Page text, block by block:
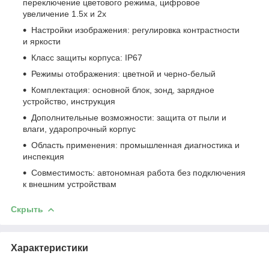
переключение цветового режима, цифровое
увеличение 1.5x и 2x
Настройки изображения: регулировка контрастности
и яркости
Класс защиты корпуса: IP67
Режимы отображения: цветной и черно-белый
Комплектация: основной блок, зонд, зарядное
устройство, инструкция
Дополнительные возможности: защита от пыли и
влаги, ударопрочный корпус
Область применения: промышленная диагностика и
инспекция
Совместимость: автономная работа без подключения
к внешним устройствам
Скрыть
Характеристики